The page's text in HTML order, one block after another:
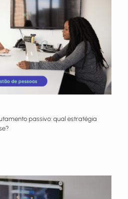
passivo: qual estratégia